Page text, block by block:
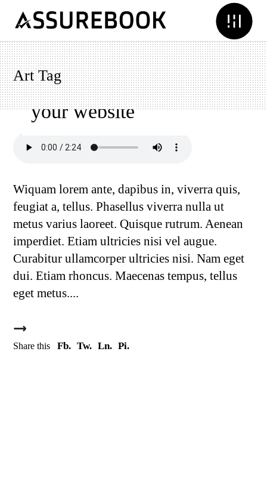
Art Tag
11 Ways to optimize
your website
Wiquam lorem ante, dapibus in, viverra quis,
feugiat a, tellus. Phasellus viverra nulla ut
metus varius laoreet. Quisque rutrum. Aenean
imperdiet. Etiam ultricies nisi vel augue.
Curabitur ullamcorper ultricies nisi. Nam eget
dui. Etiam rhoncus. Maecenas tempus, tellus
eget metus.
Share this Fb. Tw. Ln. Pi.